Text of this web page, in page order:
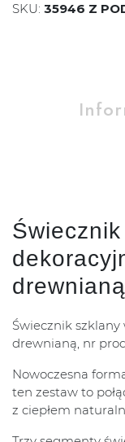
SKU: 35946 Z
Świecznik
drewnianą, nr
Nowoczesna
ten zestaw to
z ciepłem